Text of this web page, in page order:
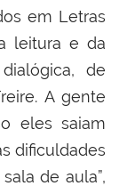
em Letras
leitura e da
de
A gente
eles saiam
dificuldades
de aula”,